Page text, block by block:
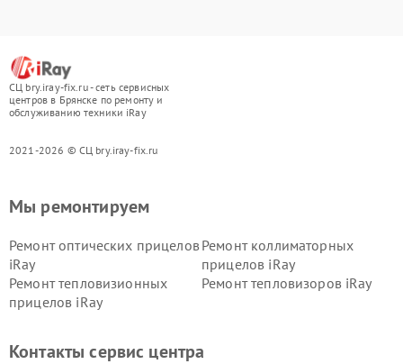
СЦ bry.iray-fix.ru - сеть сервисных
центров в Брянске по ремонту и
обслуживанию техники iRay
2021-2026 © СЦ bry.iray-fix.ru
Мы ремонтируем
Ремонт оптических прицелов
iRay
Ремонт коллиматорных
прицелов iRay
Ремонт тепловизионных
прицелов iRay
Ремонт тепловизоров iRay
Контакты сервис центра